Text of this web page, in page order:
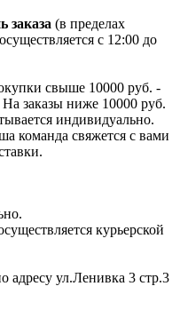
заказа (в пределах
с 12:00 до
свыше 10000 руб. -
заказы ниже 10000 руб.
индивидуально.
команда свяжется с вами
курьерской
адресу ул.Ленивка 3 стр.3